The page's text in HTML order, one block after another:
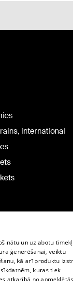
international
un uzlabotu
ģenerēšanai, veiktu
kā arī produktu
kuras tiek
atkarībā no